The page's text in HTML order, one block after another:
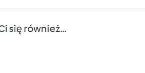
się również...